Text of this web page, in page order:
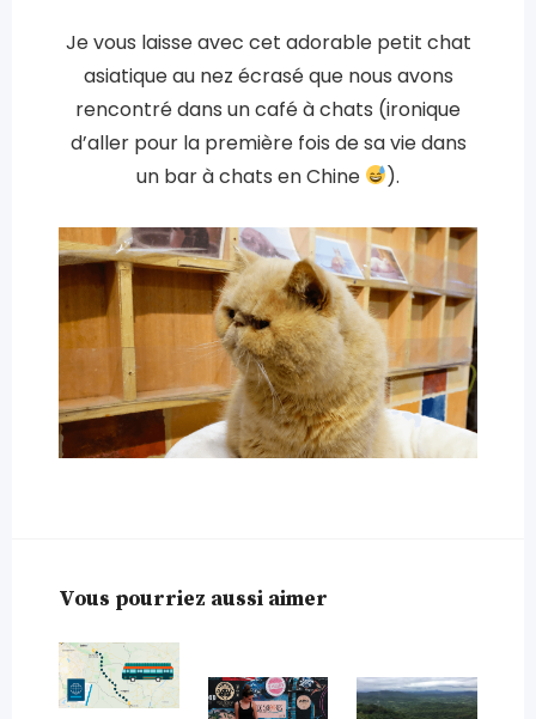
Je vous laisse avec cet adorable petit chat
asiatique au nez écrasé que nous avons
rencontré dans un café à chats (ironique
d’aller pour la première fois de sa vie dans
un bar à chats en Chine
).
Vous pourriez aussi aimer